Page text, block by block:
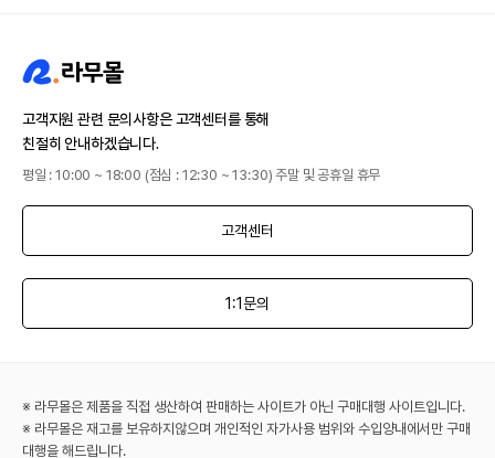
고객지원 관련 문의사항은 고객센터를 통해
친절히 안내하겠습니다.
평일 : 10:00 ~ 18:00 (점심 : 12:30 ~ 13:30) 주말 및 공휴일 휴무
고객센터
1:1문의
※ 라무몰은 제품을 직접 생산하여 판매하는 사이트가 아닌 구매대행 사이트입니다.
※ 라무몰은 재고를 보유하지않으며 개인적인 자가사용 범위와 수입양내에서만 구매
대행을 해드립니다.